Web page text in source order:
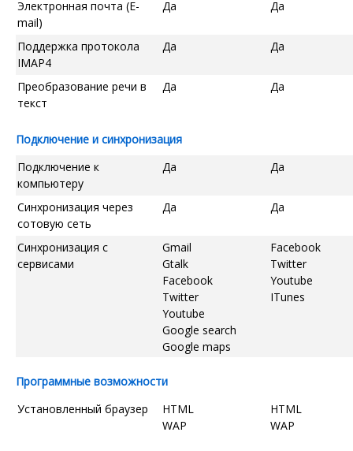
Электронная почта (E-
mail)
Да Да
Поддержка протокола
IMAP4
Да Да
Преобразование речи в
текст
Да Да
Подключение и синхронизация
Подключение к
компьютеру
Да Да
Синхронизация через
сотовую сеть
Да Да
Синхронизация с
сервисами
Gmail
Gtalk
Facebook
Twitter
Youtube
Google search
Google maps
Facebook
Twitter
Youtube
ITunes
Программные возможности
Установленный браузер
HTML
WAP
HTML
WAP